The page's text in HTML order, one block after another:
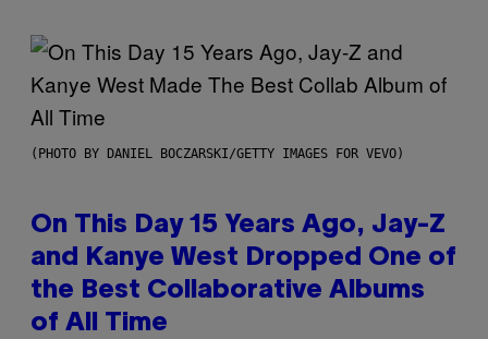
(PHOTO BY DANIEL BOCZARSKI/GETTY IMAGES FOR VEVO)
On This Day 15 Years Ago, Jay-Z
and Kanye West Dropped One of
the Best Collaborative Albums
of All Time